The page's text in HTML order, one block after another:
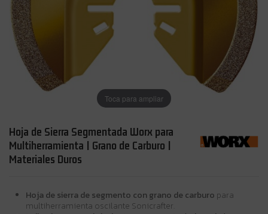
Toca para ampliar
Hoja de Sierra Segmentada Worx para
Multiherramienta | Grano de Carburo |
Materiales Duros
Hoja de sierra de segmento con grano de carburo para
multiherramienta oscilante Sonicrafter.